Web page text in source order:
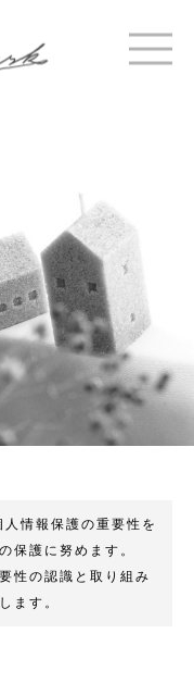
情報保護の重要性を
保護に努めます。
性の認識と取り組み
ます。